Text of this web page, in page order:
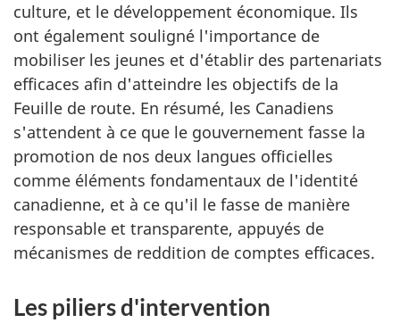
culture, et le développement économique. Ils
ont également souligné l'importance de
mobiliser les jeunes et d'établir des partenariats
efficaces afin d'atteindre les objectifs de la
Feuille de route. En résumé, les Canadiens
s'attendent à ce que le gouvernement fasse la
promotion de nos deux langues officielles
comme éléments fondamentaux de l'identité
canadienne, et à ce qu'il le fasse de manière
responsable et transparente, appuyés de
mécanismes de reddition de comptes efficaces.
Les piliers d'intervention